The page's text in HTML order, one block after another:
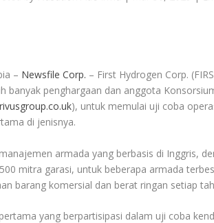
– Newsfile Corp. – First Hydrogen Corp.
banyak penghargaan dan anggota
), untuk memulai uji coba
di jenisnya.
armada yang berbasis di Inggris,
mitra garasi, untuk beberapa armada
barang komersial dan berat ringan setiap
yang berpartisipasi dalam uji coba